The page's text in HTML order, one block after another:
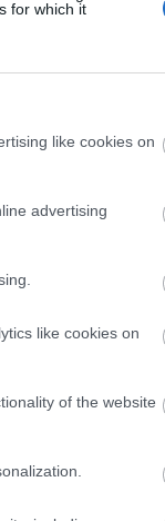
for which it
like cookies on
advertising
like cookies on
of the website